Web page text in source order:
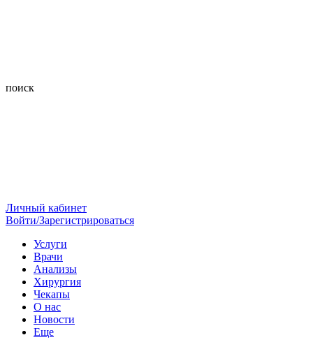
поиск
Личный кабинет
Войти/Зарегистрироваться
Услуги
Врачи
Анализы
Хирургия
Чекапы
О нас
Новости
Еще